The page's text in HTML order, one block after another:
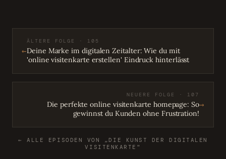
←
ÄLTERE FOLGE · 105
Deine Marke im digitalen Zeitalter: Wie du mit
'online visitenkarte erstellen' Eindruck hinterlässt
NEUERE FOLGE · 107
Die perfekte online visitenkarte homepage: So
gewinnst du Kunden ohne Frustration!
→
← ALLE EPISODEN VON „DIE KUNST DER DIGITALEN
VISITENKARTE"